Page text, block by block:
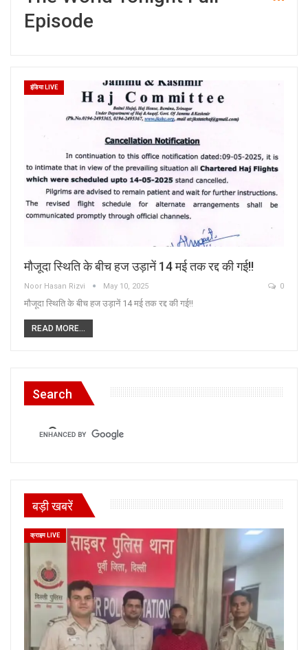
Episode
इंडिया LIVE
मौजूदा स्थिति के बीच हज उड़ानें 14 मई तक रद्द की गई!!
Noor Hasan Rizvi May 10, 2025 0
मौजूदा स्थिति के बीच हज उड़ानें 14 मई तक रद्द की गई!!
READ MORE...
Search
बड़ी खबरें
क्राइम LIVE